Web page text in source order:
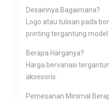
Desainnya Bagaimana?
Logo atau tulisan pada
printing tergantung model
Berapa Harganya?
Harga bervariasi
aksesoris.
Pemesanan Minimal